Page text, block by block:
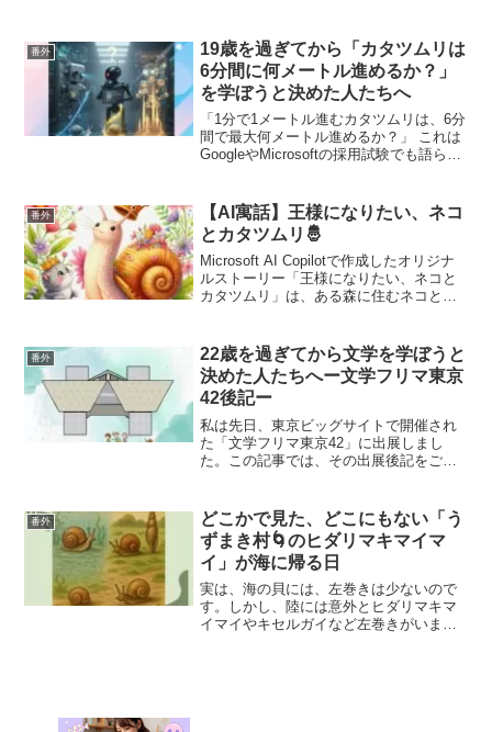
ー」を目指す方に向けて「定番のマーケ
ティングの分析」を解説します😉
番外
19歳を過ぎてから「カタツムリは
6分間に何メートル進めるか？」
を学ぼうと決めた人たちへ
「1分で1メートル進むカタツムリは、6分
間で最大何メートル進めるか？」 これは
GoogleやMicrosoftの採用試験でも語られ
りません。 実はこの問題、前提の置き方
次第で「6m」「10m」「11m」と答えが
分かれるのです。 今回は、この「カタツ
ムリの作戦」に求めるべき真の答えを考
察します。
番外
【AI寓話】王様になりたい、ネコ
とカタツムリ🤴
Microsoft AI Copilotで作成したオリジナ
ルストーリー「王様になりたい、ネコと
カタツムリ」は、ある森に住むネコとカ
番外
22歳を過ぎてから文学を学ぼうと
決めた人たちへー文学フリマ東京
42後記ー
私は先日、東京ビッグサイトで開催され
た「文学フリマ東京42」に出展しまし
た。この記事では、その出展後記をご紹
番外
どこかで見た、どこにもない「う
ずまき村🌀のヒダリマキマイマ
イ」が海に帰る日
実は、海の貝には、左巻きは少ないので
す。しかし、陸には意外とヒダリマキマ
イマイやキセルガイなど左巻きがいま